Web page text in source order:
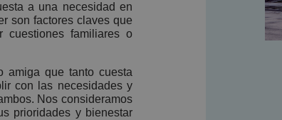
a una necesidad en
son factores claves que
familiares o
amiga que tanto cuesta
con las necesidades y
Nos consideramos
prioridades y bienestar